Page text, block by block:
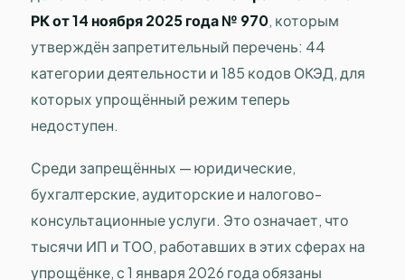
РК от 14 ноября 2025 года № 970, которым
утверждён запретительный перечень: 44
категории деятельности и 185 кодов ОКЭД, для
которых упрощённый режим теперь
недоступен.
Среди запрещённых — юридические,
бухгалтерские, аудиторские и налогово-
консультационные услуги. Это означает, что
тысячи ИП и ТОО, работавших в этих сферах на
упрощёнке, с 1 января 2026 года обязаны